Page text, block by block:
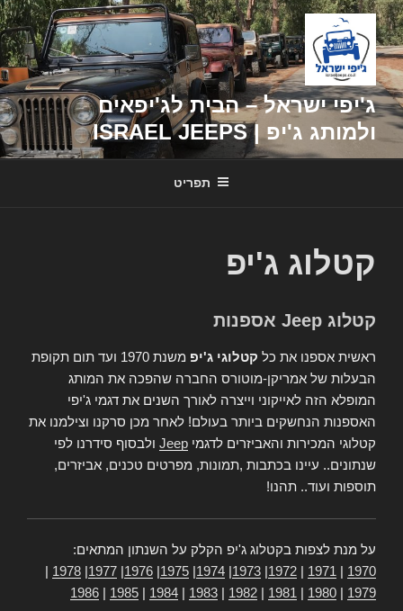
דילוג
לתוכן
ג'יפי ישראל – הבית לג'יפאים
ולמותג ג'יפ | ISRAEL JEEPS
תפריט
קטלוג ג'יפ
קטלוג Jeep אספנות
ראשית אספנו את כל קטלוגי ג'יפ
משנת 1970 ועד תום תקופת
הבעלות של אמריקן-מוטורס החברה שהפכה את המותג
המופלא הזה לאייקוני וייצרה לאורך השנים את דגמי ג'יפי
האספנות הנחשקים ביותר בעולם! לאחר מכן סרקנו וצילמנו את
קטלוגי המכירות והאביזרים לדגמי Jeep ולבסוף סידרנו לפי
שנתונים.. עיינו בכתבות ,תמונות, מפרטים טכנים, אביזרים,
תוספות ועוד.. תהנו!
על מנת לצפות בקטלוג ג'יפ הקלק על השנתון המתאים:
1970
1971
1972
1973
1974
1975
1976
1977
1978
1979
1980
1981
1982
1983
1984
1985
1986